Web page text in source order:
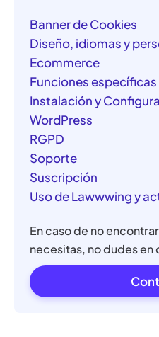
Banner de Cookies
Diseño, idiomas y
Ecommerce
Funciones específicas
Instalación y
WordPress
RGPD
Soporte
Suscripción
Uso de Lawwwing y
En caso de no
necesitas, no dudes en